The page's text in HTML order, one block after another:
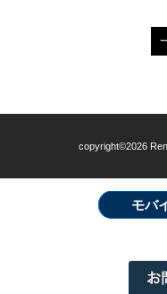
copyright©2026
モバ